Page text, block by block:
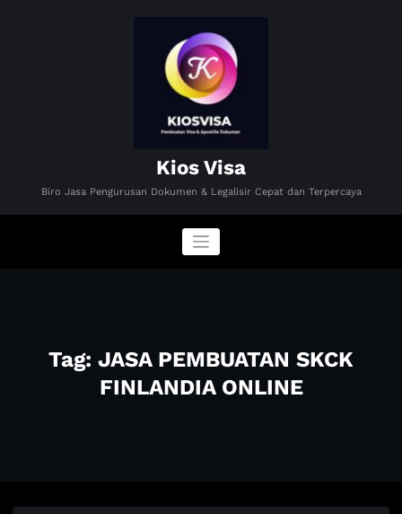
Kios Visa
Biro Jasa Pengurusan Dokumen & Legalisir Cepat dan Terpercaya
Tag: JASA PEMBUATAN SKCK
FINLANDIA ONLINE